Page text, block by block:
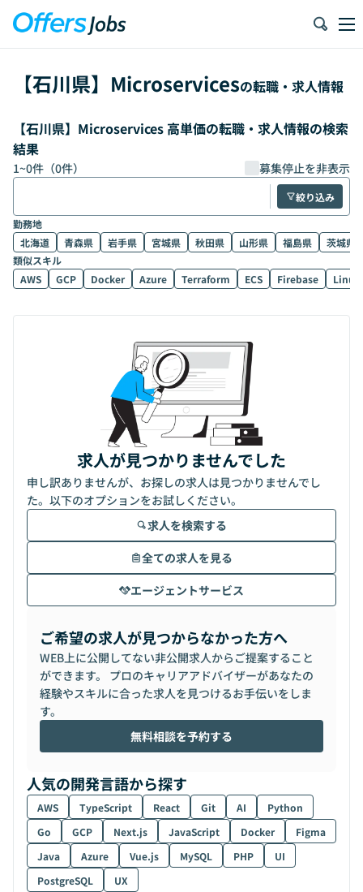
【石川県】 Microservicesの転職・求人情報
【石川県】Microservices 高単価の転職・求人情報の検索
結果
1~0件（0件） 募集停止を非表示
絞り込み
勤務地
北海道
青森県 岩手県 宮城県 秋田県 山形県 福島県
茨城県
類似スキル
AWS
GCP Docker Azure Terraform ECS Firebase Linux
求人が見つかりませんでした
申し訳ありませんが、お探しの求人は見つかりませんでし
た。以下のオプションをお試しください。
求人を検索する
全ての求人を見る
エージェントサービス
ご希望の求人が見つからなかった方へ
WEB上に公開してない非公開求人からご提案すること
ができます。 プロのキャリアアドバイザーがあなたの
経験やスキルに合った求人を見つけるお手伝いをしま
す。
無料相談を予約する
人気の開発言語から探す
AWS TypeScript React Git AI
Python
Go
GCP Next.js JavaScript Docker
Figma
Java
Azure Vue.js MySQL PHP
UI
PostgreSQL
UX